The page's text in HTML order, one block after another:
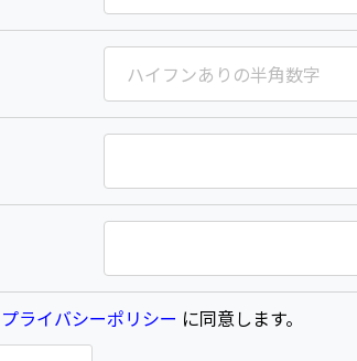
ライバシーポリシー に同意します。